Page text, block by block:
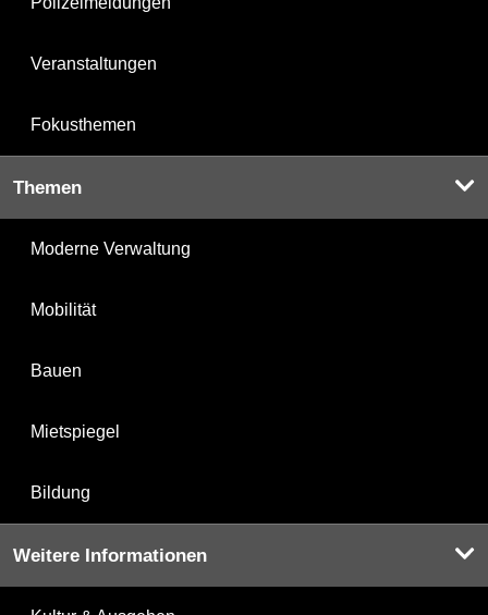
Veranstaltungen
Fokusthemen
Themen
Moderne Verwaltung
Mobilität
Bauen
Mietspiegel
Bildung
Weitere Informationen